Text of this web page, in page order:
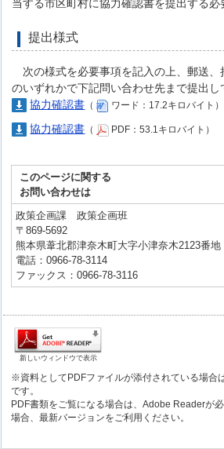
当する市区町村に協力確認書を提出する必
提出様式
次の様式を必要事項を記入の上、郵送、
のいずれかで下記問い合わせ先まで提出し
協力確認書 （ ワード：17.2キロバイト）
協力確認書 （ PDF：53.1キロバイト）
このページに関する
お問い合わせは
政策企画課 政策企画班
〒869-5692
熊本県葦北郡津奈木町大字小津奈木2123番地
電話：0966-78-3114
ファックス：0966-78-3116
新しいウィンドウで表示
※資料としてPDFファイルが添付されている場合
です。
PDF書類をご覧になる場合は、Adobe Readerが
場合、最新バージョンをご利用ください。